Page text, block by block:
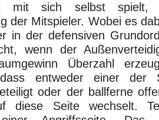
mit sich selbst spielt,
der Mitspieler. Wobei es
in der defensiven
wenn der
Überzahl
dass entweder einer der
oder der ballferne
diese Seite wechselt.